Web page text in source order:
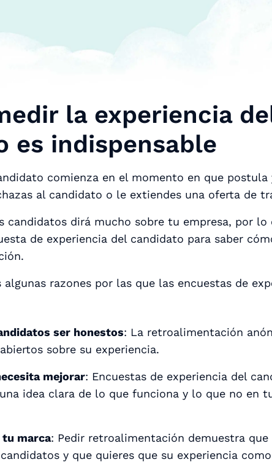
la experiencia
es indispensable
comienza en el momento en que
al candidato o le extiendes una oferta de
candidatos dirá mucho sobre tu empresa, por lo
de experiencia del candidato para saber
razones por las que las encuestas de
ser honestos: La retroalimentación
sobre su experiencia.
mejorar: Encuestas de experiencia del
idea clara de lo que funciona y lo que no en
tu marca: Pedir retroalimentación demuestra
y que quieres que su experiencia